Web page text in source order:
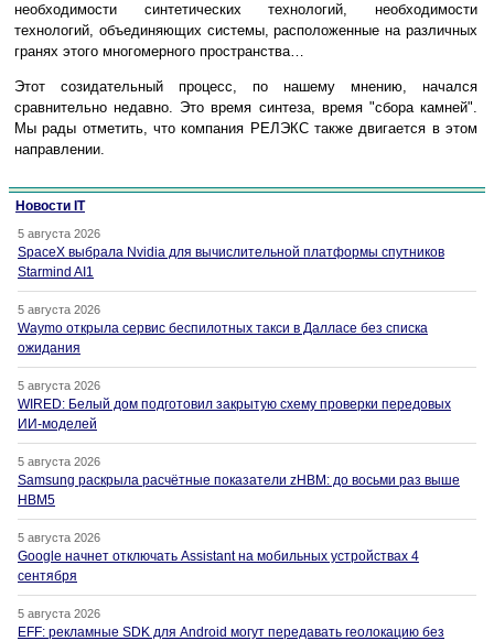
необходимости синтетических технологий, необходимости
технологий, объединяющих системы, расположенные на различных
гранях этого многомерного пространства…
Этот созидательный процесс, по нашему мнению, начался
сравнительно недавно. Это время синтеза, время "сбора камней".
Мы рады отметить, что компания РЕЛЭКС также двигается в этом
направлении.
Новости IT
5 августа 2026
SpaceX выбрала Nvidia для вычислительной платформы спутников
Starmind AI1
5 августа 2026
Waymo открыла сервис беспилотных такси в Далласе без списка
ожидания
5 августа 2026
WIRED: Белый дом подготовил закрытую схему проверки передовых
ИИ-моделей
5 августа 2026
Samsung раскрыла расчётные показатели zHBM: до восьми раз выше
HBM5
5 августа 2026
Google начнет отключать Assistant на мобильных устройствах 4
сентября
5 августа 2026
EFF: рекламные SDK для Android могут передавать геолокацию без